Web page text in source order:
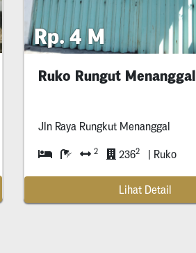
Rp. 4 M
Ruko Rungut Menanggal
Jln Raya Rungkut Menanggal
2 2362 | Ruko
Lihat Detail